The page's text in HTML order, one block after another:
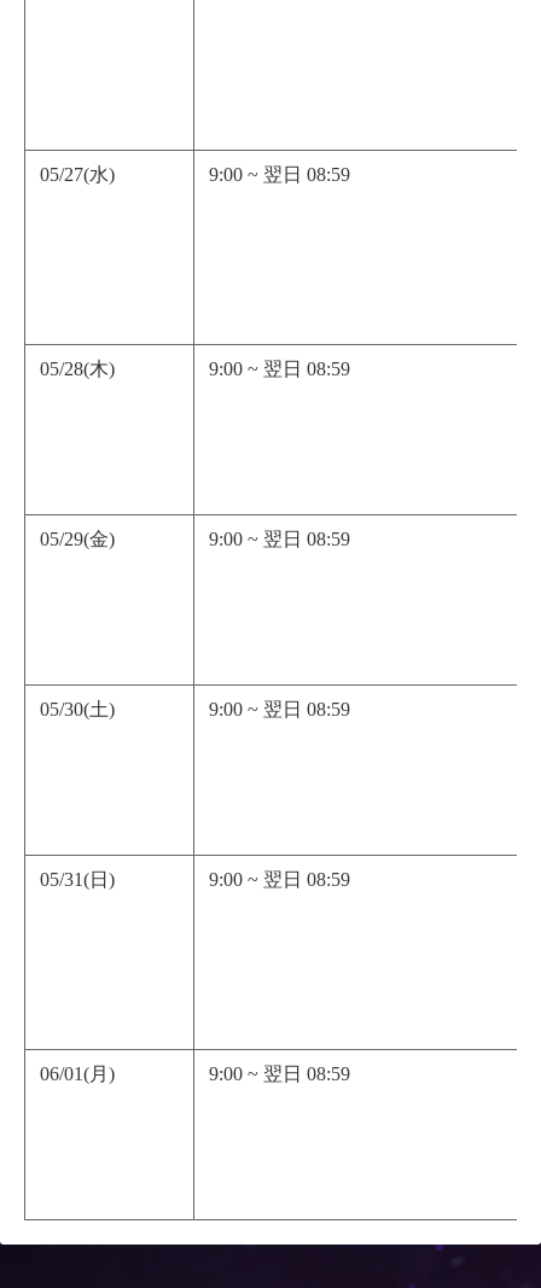
05/27(水) 9:00 ~ 翌日 08:59
05/28(木) 9:00 ~ 翌日 08:59
05/29(金) 9:00 ~ 翌日 08:59
05/30(土) 9:00 ~ 翌日 08:59
05/31(日) 9:00 ~ 翌日 08:59
06/01(月) 9:00 ~ 翌日 08:59